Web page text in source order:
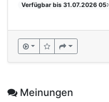
Verfügbar bis 31.07.2026
Meinungen